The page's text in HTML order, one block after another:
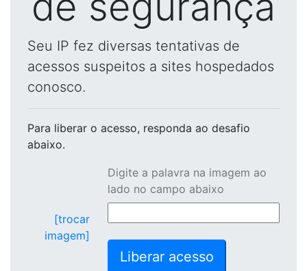
Seu IP fez diversas tentativas de
acessos suspeitos a sites hospedados
conosco.
Para liberar o acesso, responda ao desafio
abaixo.
[trocar
imagem]
Digite a palavra na imagem ao
lado no campo abaixo